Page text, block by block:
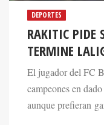
RAKITIC PIDE
TERMINE
El jugador del FC
campeones en
aunque prefieran